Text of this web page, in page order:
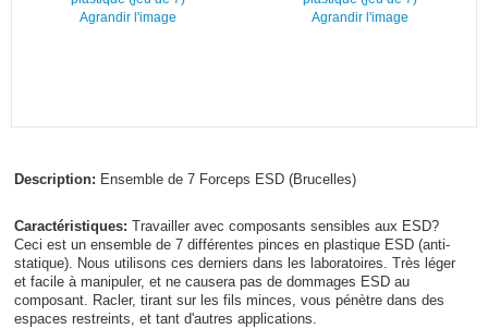
Agrandir l'image Agrandir l'image
Description: Ensemble de 7 Forceps ESD (Brucelles)
Caractéristiques: Travailler avec composants sensibles aux ESD?
Ceci est un ensemble de 7 différentes pinces en plastique ESD (anti-
statique). Nous utilisons ces derniers dans les laboratoires. Très léger
et facile à manipuler, et ne causera pas de dommages ESD au
composant. Racler, tirant sur les fils minces, vous pénètre dans des
espaces restreints, et tant d'autres applications.